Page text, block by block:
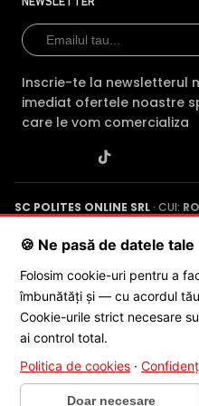
este dotata cu functia
HDW2231T-ZS-27135-S2 au
accesorii care nu sunt incluse in
Acestea pot fi schimbate fara
obligativitate contractuala. Va
Compara cu produse
NEWSLETTER
Inscrie-te la newsletterul
imediat ofertele noastre
care le vom comercializa
SC POLITES ONLINE SRL · CUI:
Poenaru, Nr. 1, Craiova, Jud. Dolj ·
© 2026 SC
🍪 Ne pasă de datele tale
Folosim cookie-uri pentru a
îmbunătăți și — cu acordul
Cookie-urile strict necesare
ai control total.
Politica de cookies ·
Doar necesare